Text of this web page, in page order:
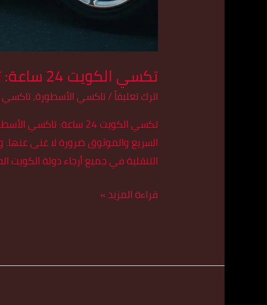
تكسي الكويت 24 ساعة: تاكسي الأسطورة – أسرع خدمة تاكسي في كل مناطق الكويت
اترك تعليقاً/تاكسي الأسطورة,تاكسي
تكسي الكويت 24
التنقلية في جميع أرجاء دولة الكويت
قراءة المزيد »